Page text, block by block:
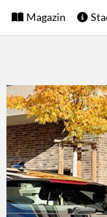
Magazin